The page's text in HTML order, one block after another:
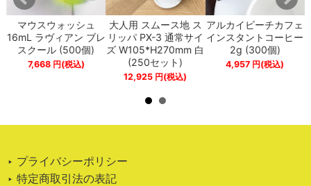
マウスウォッシュ
16mL ラヴィアン ブレ
スクール (500個)
7,668円(税込)
大人用 スムース地 ス
リッパ PX-3 通常サイ
ズ W105*H270mm 白
(250セット)
12,925 円(税込)
アルカイビーチカフェ
インスタントコーヒー
2g (300個)
4,957 円(税込)
‣ プライバシーポリシー
‣ 特定商取引法の表記